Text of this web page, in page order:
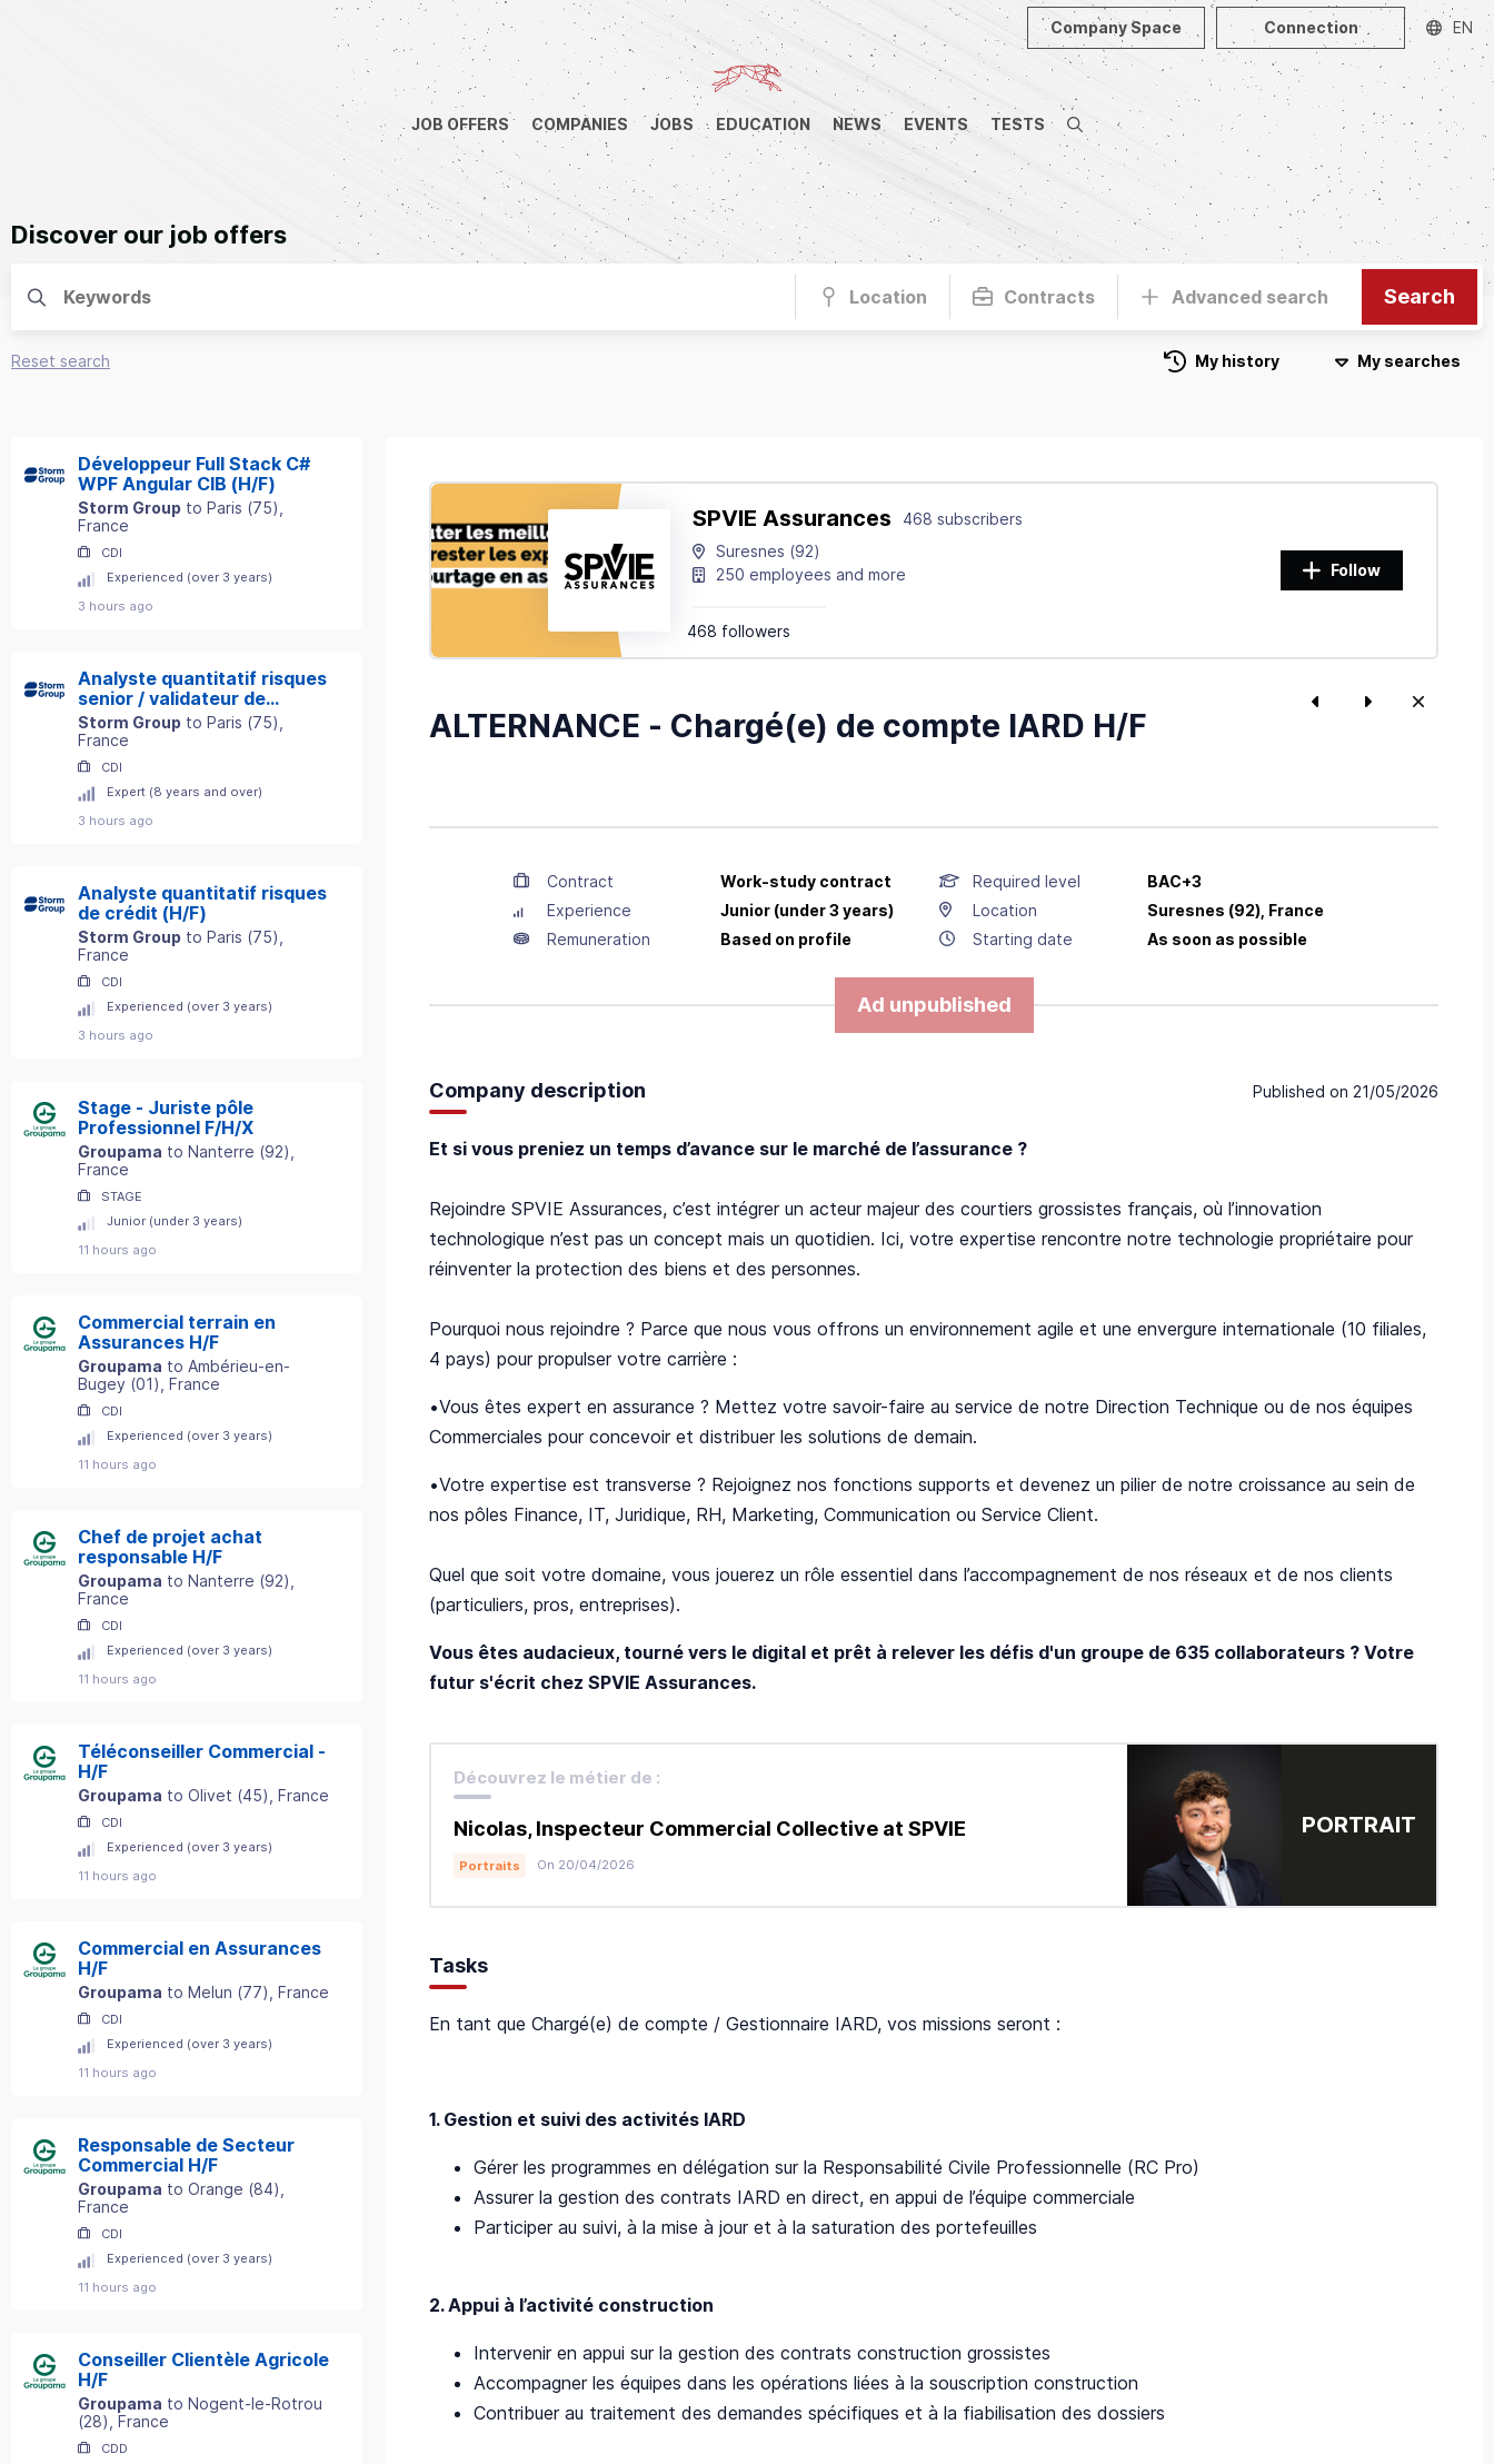
JOB OFFERS COMPANIES JOBS EDUCATION NEWS EVENTS TESTS Search
Company Space Connection EN
Discover our job offers
Location Contracts Advanced search Search
Reset search My history My searches
Développeur Full Stack C#
WPF Angular CIB (H/F)
Storm Group to Paris (75)
France
CDI
Experienced (over 3 years)
3 hours ago
Analyste quantitatif risques
senior / validateur de
modèles (H/F)
Storm Group to Paris (75)
France
CDI
Expert (8 years and over)
3 hours ago
Analyste quantitatif risques
de crédit (H/F)
Storm Group to Paris (75)
France
CDI
Experienced (over 3 years)
3 hours ago
Stage - Juriste pôle
Professionnel F/H/X
Groupama to Nanterre (92)
France
STAGE
Junior (under 3 years)
11 hours ago
Commercial terrain en
Assurances H/F
Groupama to Ambérieu-en-
Bugey (01) , France
CDI
Experienced (over 3 years)
11 hours ago
Chef de projet achat
responsable H/F
Groupama to Nanterre (92)
France
CDI
Experienced (over 3 years)
11 hours ago
Téléconseiller Commercial -
H/F
Groupama to Olivet (45) , France
CDI
Experienced (over 3 years)
11 hours ago
Commercial en Assurances
H/F
Groupama to Melun (77) , France
CDI
Experienced (over 3 years)
11 hours ago
Responsable de Secteur
Commercial H/F
Groupama to Orange (84)
France
CDI
Experienced (over 3 years)
11 hours ago
Conseiller Clientèle Agricole
H/F
Groupama to Nogent-le-Rotrou
(28) , France
CDD
SPVIE Assurances
468 subscribers
Suresnes (92)
250 employees and more
468 followers
Follow
ALTERNANCE - Chargé(e) de compte IARD H/F
Contract Work-study contract Required level
BAC+3
Experience
Junior (under 3 years) Location Suresnes (92), France
Remuneration
Based on profile Starting date As soon as possible
Ad unpublished
Published on 21/05/2026
Company description
Et si vous preniez un temps d’avance sur le marché de l’assurance ?
Rejoindre SPVIE Assurances, c’est intégrer un acteur majeur des courtiers grossistes français, où l’innovation
technologique n’est pas un concept mais un quotidien. Ici, votre expertise rencontre notre technologie propriétaire pour
réinventer la protection des biens et des personnes.
Pourquoi nous rejoindre ? Parce que nous vous offrons un environnement agile et une envergure internationale (10 filiales,
4 pays) pour propulser votre carrière :
•Vous êtes expert en assurance ? Mettez votre savoir-faire au service de notre Direction Technique ou de nos équipes
Commerciales pour concevoir et distribuer les solutions de demain.
•Votre expertise est transverse ? Rejoignez nos fonctions supports et devenez un pilier de notre croissance au sein de
nos pôles Finance, IT, Juridique, RH, Marketing, Communication ou Service Client.
Quel que soit votre domaine, vous jouerez un rôle essentiel dans l’accompagnement de nos réseaux et de nos clients
(particuliers, pros, entreprises).
Vous êtes audacieux, tourné vers le digital et prêt à relever les défis d'un groupe de 635 collaborateurs ? Votre
futur s'écrit chez SPVIE Assurances.
Découvrez le métier de :
Nicolas, Inspecteur Commercial Collective at SPVIE
Portraits On 20/04/2026
PORTRAIT
Tasks
En tant que Chargé(e) de compte / Gestionnaire IARD, vos missions seront :
1. Gestion et suivi des activités IARD
Gérer les programmes en délégation sur la Responsabilité Civile Professionnelle (RC Pro)
Assurer la gestion des contrats IARD en direct, en appui de l’équipe commerciale
Participer au suivi, à la mise à jour et à la saturation des portefeuilles
2. Appui à l’activité construction
Intervenir en appui sur la gestion des contrats construction grossistes
Accompagner les équipes dans les opérations liées à la souscription construction
Contribuer au traitement des demandes spécifiques et à la fiabilisation des dossiers